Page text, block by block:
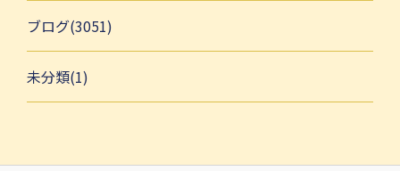
ブログ(3051)
未分類(1)